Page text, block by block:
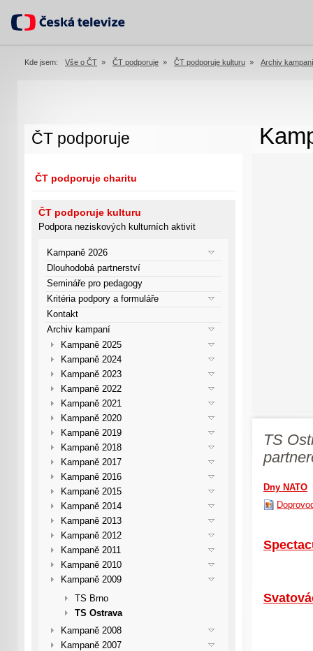
Kde jsem: Vše o ČT » ČT podporuje » ČT podporuje kulturu » Archiv kampaní
ČT podporuje
ČT podporuje charitu
ČT podporuje kulturu
Podpora neziskových kulturních aktivit
Kampaně 2026
Dlouhodobá partnerství
Semináře pro pedagogy
Kritéria podpory a formuláře
Kontakt
Archiv kampaní
Kampaně 2025
Kampaně 2024
Kampaně 2023
Kampaně 2022
Kampaně 2021
Kampaně 2020
Kampaně 2019
Kampaně 2018
Kampaně 2017
Kampaně 2016
Kampaně 2015
Kampaně 2014
Kampaně 2013
Kampaně 2012
Kampaně 2011
Kampaně 2010
Kampaně 2009
TS Brno
TS Ostrava
Kampaně 2008
Kampaně 2007
TS
Dny NATO